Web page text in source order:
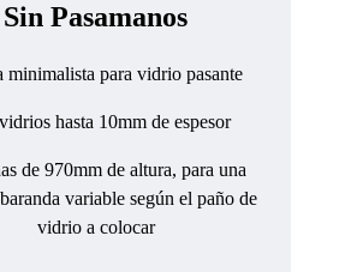
Sin Pasamanos
minimalista para vidrio pasante
hasta 10mm de espesor
de 970mm de altura, para una
variable según el paño de
vidrio a colocar